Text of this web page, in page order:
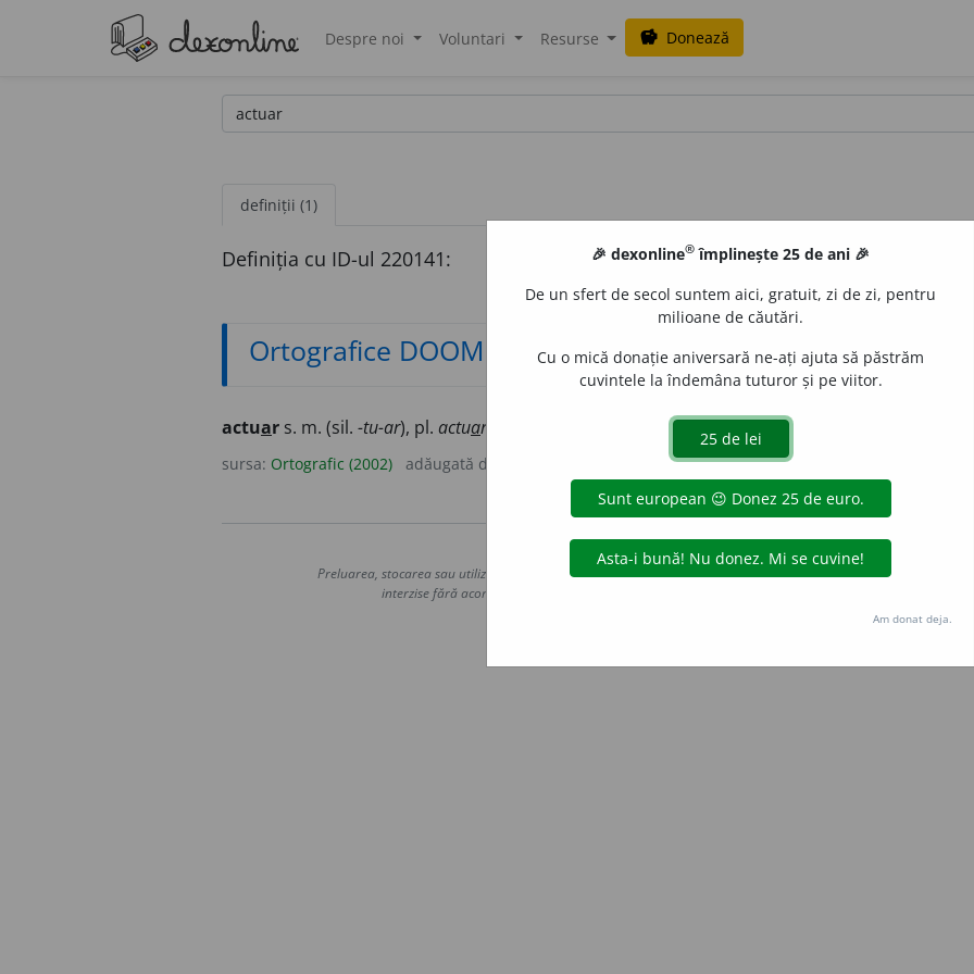
Despre noi Voluntari Resurse savings Donează
definiții (1)
Definiția cu ID-ul 220141:
Ortografice DOOM
actuar s. m. (sil. -tu-ar), pl. actuari
sursa: Ortografic (2002) adăugată de
Copyright © 2004-2026 dexonline (https://dexonline.ro)
Preluarea, stocarea sau utilizarea datelor de pe acest site, inclusiv prin orice metode de extragere automată
interzise fără acordul nostru prealabil scris, cu excepția seturilor de date oferite oficial spre utilizare
Hosterion
🎉 dexonline® împlinește 25 de ani 🎉
De un sfert de secol suntem aici, gratuit, zi de zi, pentru
milioane de căutări.
Cu o mică donație aniversară ne-ați ajuta să păstrăm
cuvintele la îndemâna tuturor și pe viitor.
Am donat deja.